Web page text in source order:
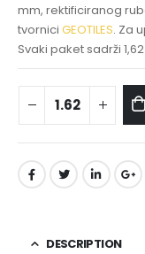
mm, rektificiranog
tvornici GEOTILES. Za
Svaki paket sadrži
DESCRIPTION